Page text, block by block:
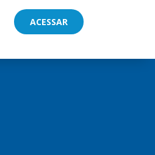
ACESSAR